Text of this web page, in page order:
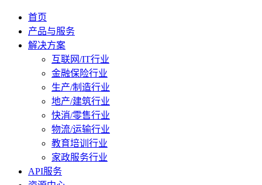
首页
产品与服务
解决方案
互联网/IT行业
金融保险行业
生产/制造行业
地产/建筑行业
快消/零售行业
物流/运输行业
教育培训行业
家政服务行业
API服务